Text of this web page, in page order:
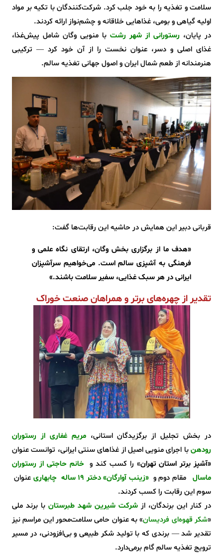
سلامت و تغذیه را به خود جلب کرد. شرکت‌کنندگان با تکیه بر مواد
اولیه گیاهی و بومی، غذاهایی خلاقانه و چشم‌نواز ارائه کردند.
در پایان، رستورانی از شهر رشت با منویی وگان شامل پیش‌غذا،
غذای اصلی و دسر، عنوان نخست را از آن خود کرد — ترکیبی
هنرمندانه از طعم شمال ایران و اصول جهانی تغذیه سالم.
قربانی دبیر این همایش در حاشیه این رقابت‌ها گفت:
«هدف ما از برگزاری بخش وگان، ارتقای نگاه علمی و
فرهنگی به آشپزی سالم است. می‌خواهیم سرآشپزان
ایرانی در هر سبک غذایی، سفیر سلامت باشند.»
تقدیر از چهره‌های برتر و همراهان صنعت خوراک
در بخش تجلیل از برگزیدگان استانی،مریم غفاری از رستوران
رودهنبا اجرای منویی اصیل از غذاهای سنتی ایرانی، توانست عنوان
«آشپز برتر استان تهران» را کسب کند وخانم حاجتی از رستوران
ماسال
مقام دوم و «زینب آوارگان» دختر 19 ساله چابهاری
عنوان
سوم این رقابت را کسب کردند.
در کنار این برندگان، از شرکت شیرین شهد طبرستان با برند ملی
«شکر قهوه‌ای فردیسان» به عنوان حامی سلامت‌محور این مراسم نیز
تقدیر شد — برندی که با تولید شکر طبیعی و بی‌افزودنی، در مسیر
ترویج تغذیه سالم گام برمی‌دارد.